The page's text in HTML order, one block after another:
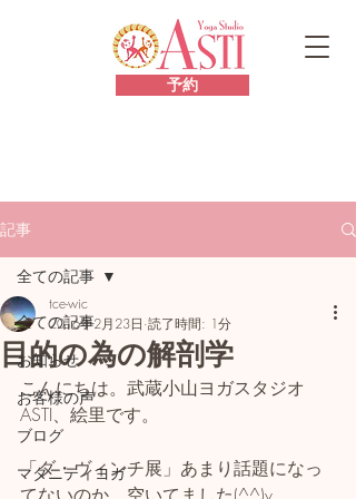
予約
記事
全ての記事
お知らせ
お客様の声
ブログ
マタニティヨガ
全ての記事
目的の為の解剖学
tce-wic
2016年2月23日 読了時間: 1分
こんにちは。武蔵小山ヨガスタジオ
ASTI、絵里です。
「ダ・ヴィンチ展」あまり話題になっ